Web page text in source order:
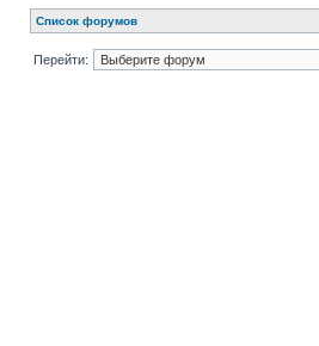
Список форумов
Перейти: